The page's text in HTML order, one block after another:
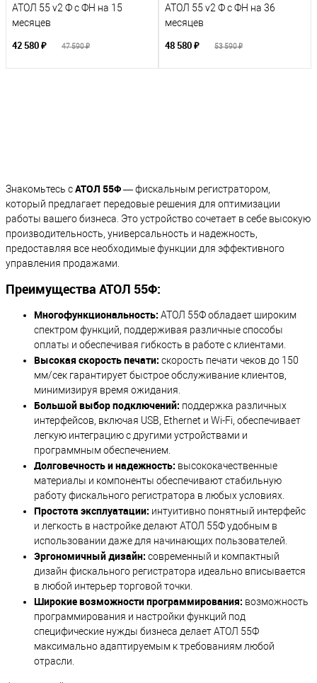
АТОЛ 55 v2 Ф с ФН на 15
месяцев
42 580 ₽ 47 590 ₽
АТОЛ 55 v2 Ф с ФН на 36
месяцев
48 580 ₽ 53 590 ₽
Знакомьтесь сАТОЛ 55Ф— фискальным регистратором,
который предлагает передовые решения для оптимизации
работы вашего бизнеса. Это устройство сочетает в себе высокую
производительность, универсальность и надежность,
предоставляя все необходимые функции для эффективного
управления продажами.
Преимущества АТОЛ 55Ф:
Многофункциональность: АТОЛ 55Ф обладает широким
спектром функций, поддерживая различные способы
оплаты и обеспечивая гибкость в работе с клиентами.
Высокая скорость печати: скорость печати чеков до 150
мм/сек гарантирует быстрое обслуживание клиентов,
минимизируя время ожидания.
Большой выбор подключений: поддержка различных
интерфейсов, включая USB, Ethernet и Wi-Fi, обеспечивает
легкую интеграцию с другими устройствами и
программным обеспечением.
Долговечность и надежность: высококачественные
материалы и компоненты обеспечивают стабильную
работу фискального регистратора в любых условиях.
Простота эксплуатации: интуитивно понятный интерфейс
и легкость в настройке делают АТОЛ 55Ф удобным в
использовании даже для начинающих пользователей.
Эргономичный дизайн: современный и компактный
дизайн фискального регистратора идеально вписывается
в любой интерьер торговой точки.
Широкие возможности программирования: возможность
программирования и настройки функций под
специфические нужды бизнеса делает АТОЛ 55Ф
максимально адаптируемым к требованиям любой
отрасли.